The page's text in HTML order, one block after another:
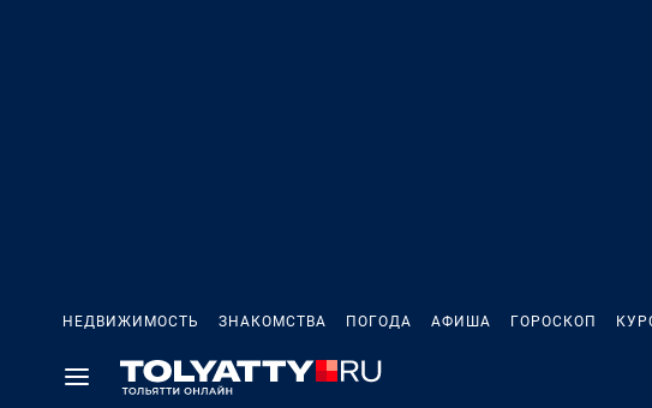
НЕДВИЖИМОСТЬ ЗНАКОМСТВА ПОГОДА АФИША ГОРОСКОП